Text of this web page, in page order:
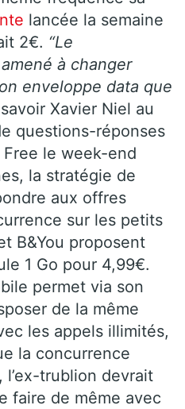
lancée la semaine
2€. “Le
à changer
enveloppe data que
Xavier Niel au
questions-réponses
le week-end
la stratégie de
aux offres
sur les petits
B&You proposent
1 Go pour 4,99€.
permet via son
de la même
les appels illimités,
la concurrence
l’ex-trublion devrait
faire de même avec